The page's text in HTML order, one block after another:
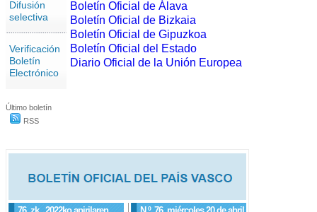
Difusión
selectiva
Verificación
Boletín
Electrónico
Último boletín
RSS
Boletín Oficial de Álava
Boletín Oficial de Bizkaia
Boletín Oficial de Gipuzkoa
Boletín Oficial del Estado
Diario Oficial de la Unión Europea